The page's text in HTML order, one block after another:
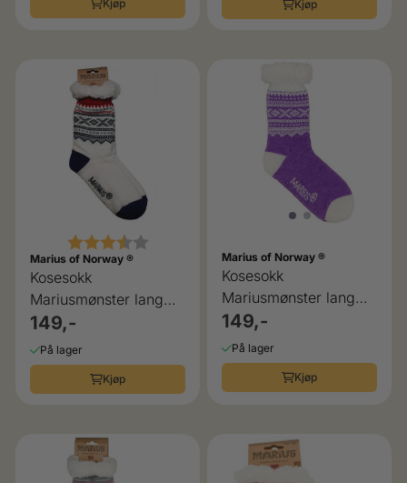
Kjøp Kjøp
Karakter:
Marius of Norway ®
Kosesokk
Mariusmønster lang
hvit
149,-
På lager
Kjøp
Marius of Norway ®
Kosesokk
Mariusmønster lang
lilla
149,-
På lager
Kjøp